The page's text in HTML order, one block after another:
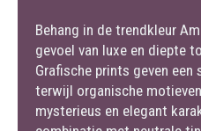
Behang in de trendkleur
gevoel van luxe en diepte
Grafische prints geven
terwijl organische
mysterieus en elegant